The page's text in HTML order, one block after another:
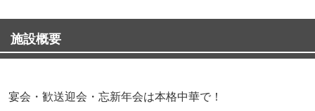
施設概要
宴会・歓送迎会・忘新年会は本格中華で！